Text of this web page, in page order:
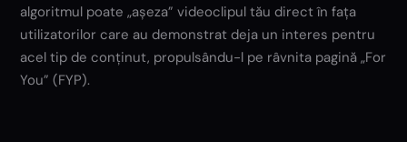
algoritmul poate „așeza” videoclipul tău direct în fața
utilizatorilor care au demonstrat deja un interes pentru
acel tip de conținut, propulsându-l pe râvnita pagină „For
You” (FYP).